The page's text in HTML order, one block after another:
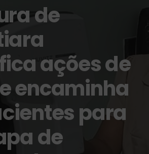
de
ações de
encaminha
para
de